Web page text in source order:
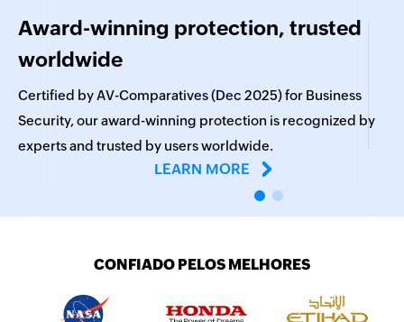
Award-winning protection, trusted
worldwide
Certified by AV-Comparatives (Dec 2025) for Business
Security, our award-winning protection is recognized by
experts and trusted by users worldwide.
LEARN MORE
CONFIADO PELOS MELHORES